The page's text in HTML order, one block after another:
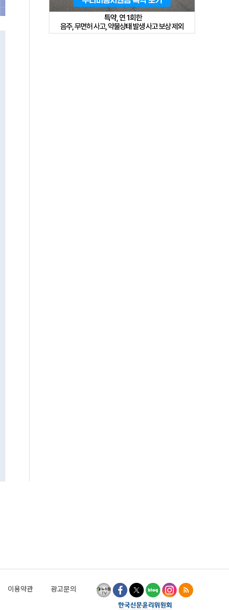
이용약관 광고문의